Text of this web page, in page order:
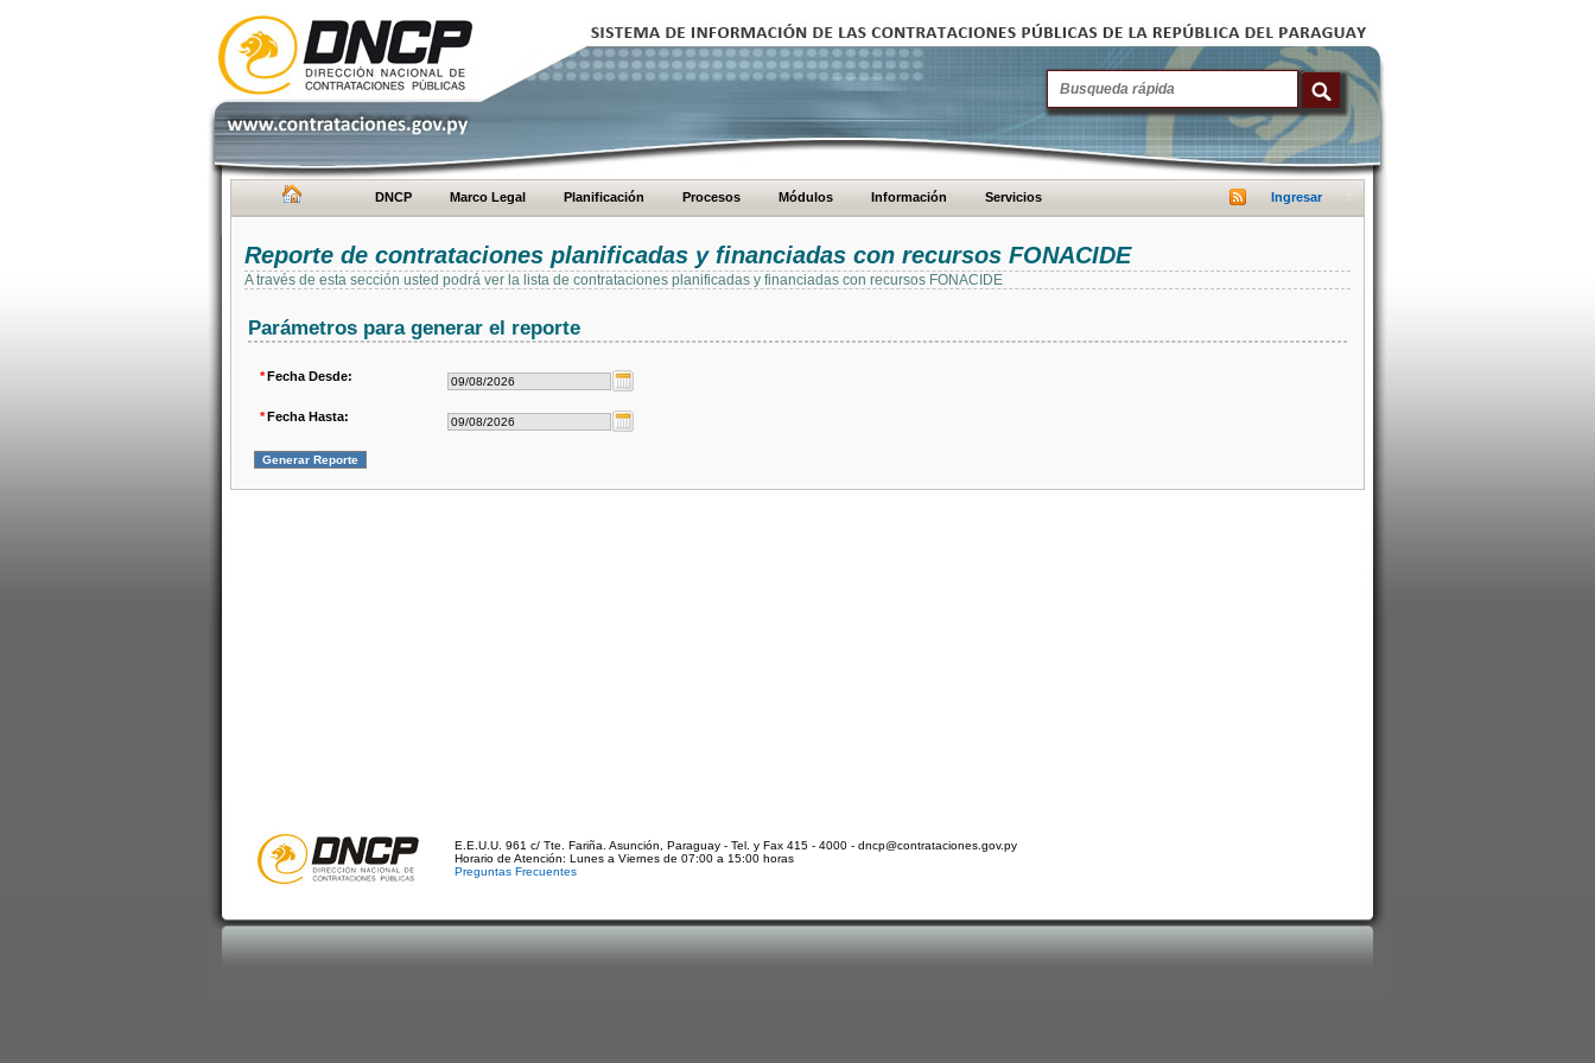
DNCP Marco Legal Planificación Procesos Módulos Información Servicios Ingresar
Reporte de contrataciones planificadas y financiadas con recursos FONACIDE
A través de esta sección usted podrá ver la lista de contrataciones planificadas y financiadas con recursos FONACIDE
Parámetros para generar el reporte
*Fecha Desde:
*Fecha Hasta:
E.E.U.U. 961 c/ Tte. Fariña. Asunción, Paraguay - Tel. y Fax 415 - 4000 - dncp@contrataciones.gov.py
Horario de Atención: Lunes a Viernes de 07:00 a 15:00 horas
Preguntas Frecuentes